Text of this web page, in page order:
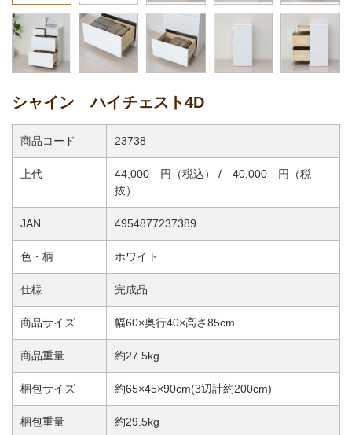
シャイン ハイチェスト4D
商品コード 23738
上代
44,000 円（税込） / 40,000 円（税
抜）
JAN 4954877237389
色・柄 ホワイト
仕様 完成品
商品サイズ 幅60×奥行40×高さ85cm
商品重量 約27.5kg
梱包サイズ 約65×45×90cm(3辺計約200cm)
梱包重量 約29.5kg